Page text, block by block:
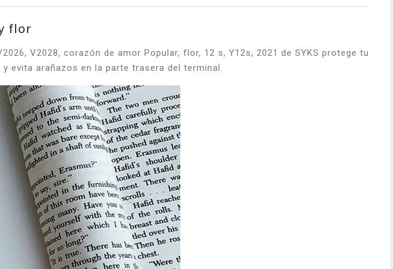
flor
V2028, corazón de amor Popular, flor, 12 s, Y12s, 2021 de SYKS protege tu
evita arañazos en la parte trasera del terminal.